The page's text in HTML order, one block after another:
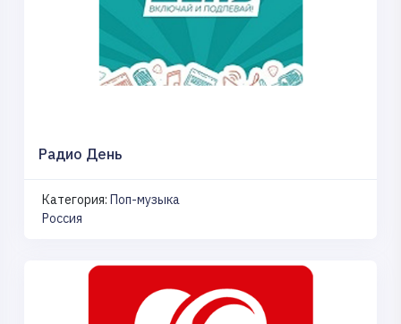
Радио День
Категория: Поп-музыка
Россия